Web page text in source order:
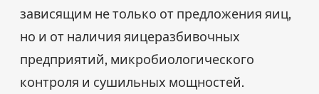
зависящим не только от предложения яиц,
но и от наличия яицеразбивочных
предприятий, микробиологического
контроля и сушильных мощностей.